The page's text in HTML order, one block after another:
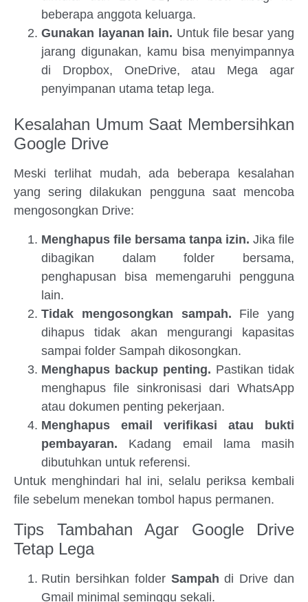
beberapa anggota keluarga.
Gunakan layanan lain. Untuk file besar yang
jarang digunakan, kamu bisa menyimpannya
di Dropbox, OneDrive, atau Mega agar
penyimpanan utama tetap lega.
Kesalahan Umum Saat Membersihkan
Google Drive
Meski terlihat mudah, ada beberapa kesalahan
yang sering dilakukan pengguna saat mencoba
mengosongkan Drive:
Menghapus file bersama tanpa izin. Jika file
dibagikan dalam folder bersama,
penghapusan bisa memengaruhi pengguna
lain.
Tidak mengosongkan sampah. File yang
dihapus tidak akan mengurangi kapasitas
sampai folder Sampah dikosongkan.
Menghapus backup penting. Pastikan tidak
menghapus file sinkronisasi dari WhatsApp
atau dokumen penting pekerjaan.
Menghapus email verifikasi atau bukti
pembayaran. Kadang email lama masih
dibutuhkan untuk referensi.
Untuk menghindari hal ini, selalu periksa kembali
file sebelum menekan tombol hapus permanen.
Tips Tambahan Agar Google Drive
Tetap Lega
Rutin bersihkan folder Sampah di Drive dan
Gmail minimal seminggu sekali.